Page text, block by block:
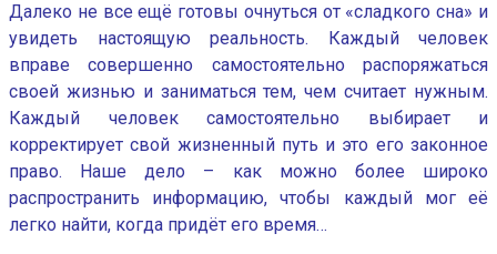
Далеко не все ещё готовы очнуться от «сладкого сна» и
увидеть настоящую реальность. Каждый человек
вправе совершенно самостоятельно распоряжаться
своей жизнью и заниматься тем, чем считает нужным.
Каждый человек самостоятельно выбирает и
корректирует свой жизненный путь и это его законное
право. Наше дело – как можно более широко
распространить информацию, чтобы каждый мог её
легко найти, когда придёт его время…